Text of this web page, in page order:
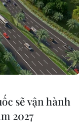
sẽ vận hành
2027